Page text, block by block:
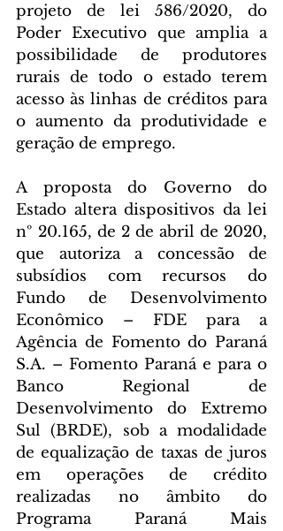
projeto de lei 586/2020, do
Poder Executivo que amplia a
possibilidade de produtores
rurais de todo o estado terem
acesso às linhas de créditos para
o aumento da produtividade e
geração de emprego.
A proposta do Governo do
Estado altera dispositivos da lei
nº 20.165, de 2 de abril de 2020,
que autoriza a concessão de
subsídios com recursos do
Fundo de Desenvolvimento
Econômico – FDE para a
Agência de Fomento do Paraná
S.A. – Fomento Paraná e para o
Banco Regional de
Desenvolvimento do Extremo
Sul (BRDE), sob a modalidade
de equalização de taxas de juros
em operações de crédito
realizadas no âmbito do
Programa Paraná Mais